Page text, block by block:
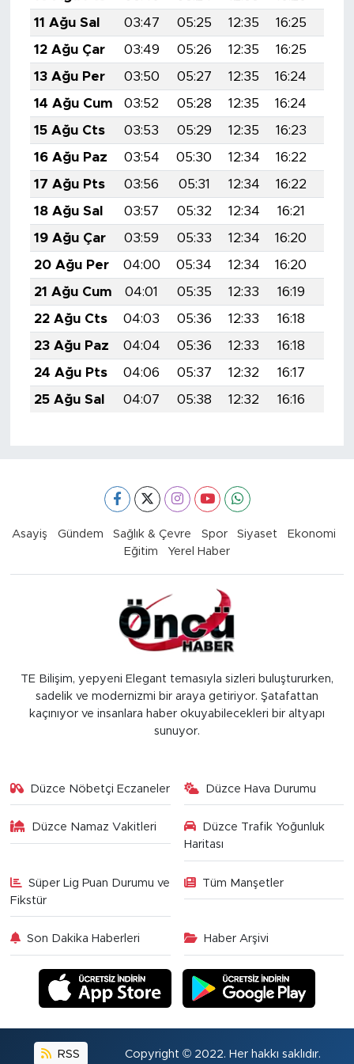
11 Ağu Sal
03:47 05:25 12:35 16:25
12 Ağu Çar
03:49 05:26 12:35 16:25
13 Ağu Per
03:50 05:27 12:35 16:24
14 Ağu Cum
03:52 05:28 12:35 16:24
15 Ağu Cts
03:53 05:29 12:35 16:23
16 Ağu Paz
03:54 05:30 12:34 16:22
17 Ağu Pts
03:56 05:31 12:34 16:22
18 Ağu Sal
03:57 05:32 12:34 16:21
19 Ağu Çar
03:59 05:33 12:34 16:20
20 Ağu Per
04:00 05:34 12:34 16:20
21 Ağu Cum
04:01 05:35 12:33 16:19
22 Ağu Cts
04:03 05:36 12:33 16:18
23 Ağu Paz
04:04 05:36 12:33 16:18
24 Ağu Pts
04:06 05:37 12:32 16:17
25 Ağu Sal
04:07 05:38 12:32 16:16
Asayiş Gündem Sağlık & Çevre Spor Siyaset
Ekonomi
Eğitim
Yerel Haber
TE Bilişim, yepyeni Elegant temasıyla sizleri buluştururken,
sadelik ve modernizmi bir araya getiriyor. Şatafattan
kaçınıyor ve insanlara haber okuyabilecekleri bir altyapı
sunuyor.
Düzce Nöbetçi Eczaneler Düzce Hava Durumu
Düzce Namaz Vakitleri
Düzce Trafik Yoğunluk
Haritası
Süper Lig Puan Durumu ve
Fikstür
Tüm Manşetler
Son Dakika Haberleri Haber Arşivi
RSS Copyright © 2022. Her hakkı saklıdır.